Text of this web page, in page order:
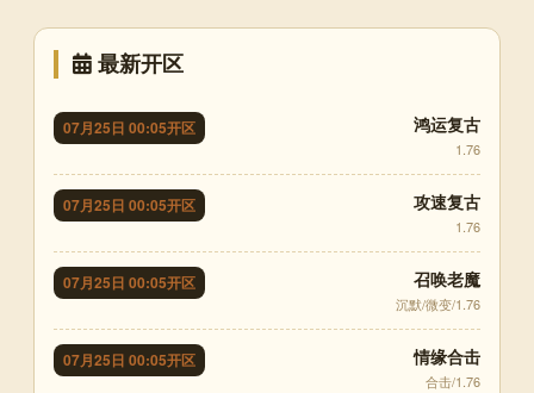
最新开区
07月25日 00:05开区 鸿运复古
1.76
07月25日 00:05开区 攻速复古
1.76
07月25日 00:05开区 召唤老魔
沉默/微变/1.76
07月25日 00:05开区 情缘合击
合击/1.76